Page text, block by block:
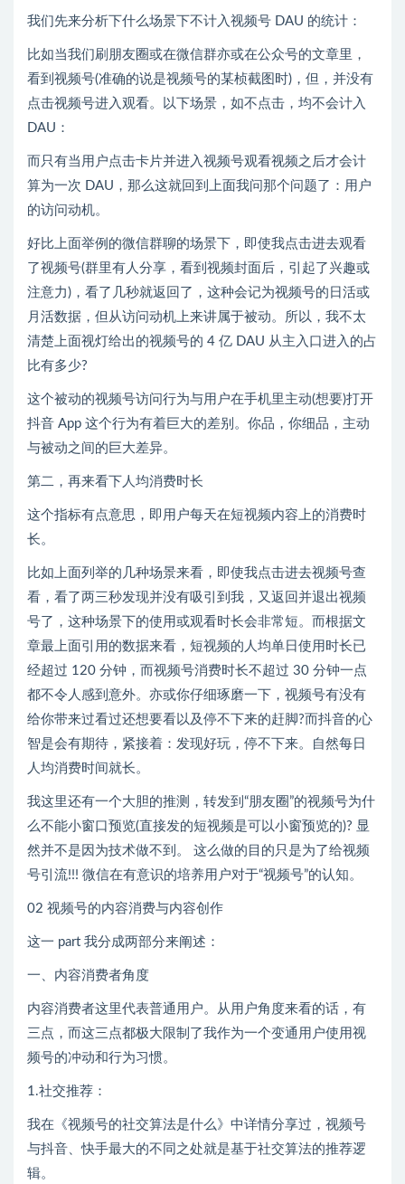
我们先来分析下什么场景下不计入视频号 DAU 的统计：
比如当我们刷朋友圈或在微信群亦或在公众号的文章里，
看到视频号(准确的说是视频号的某桢截图时)，但，并没有
点击视频号进入观看。以下场景，如不点击，均不会计入
DAU：
而只有当用户点击卡片并进入视频号观看视频之后才会计
算为一次 DAU，那么这就回到上面我问那个问题了：用户
的访问动机。
好比上面举例的微信群聊的场景下，即使我点击进去观看
了视频号(群里有人分享，看到视频封面后，引起了兴趣或
注意力)，看了几秒就返回了，这种会记为视频号的日活或
月活数据，但从访问动机上来讲属于被动。所以，我不太
清楚上面视灯给出的视频号的 4 亿 DAU 从主入口进入的占
比有多少?
这个被动的视频号访问行为与用户在手机里主动(想要)打开
抖音 App 这个行为有着巨大的差别。你品，你细品，主动
与被动之间的巨大差异。
第二，再来看下人均消费时长
这个指标有点意思，即用户每天在短视频内容上的消费时
长。
比如上面列举的几种场景来看，即使我点击进去视频号查
看，看了两三秒发现并没有吸引到我，又返回并退出视频
号了，这种场景下的使用或观看时长会非常短。而根据文
章最上面引用的数据来看，短视频的人均单日使用时长已
经超过 120 分钟，而视频号消费时长不超过 30 分钟一点
都不令人感到意外。亦或你仔细琢磨一下，视频号有没有
给你带来过看过还想要看以及停不下来的赶脚?而抖音的心
智是会有期待，紧接着：发现好玩，停不下来。自然每日
人均消费时间就长。
我这里还有一个大胆的推测，转发到“朋友圈”的视频号为什
么不能小窗口预览(直接发的短视频是可以小窗预览的)? 显
然并不是因为技术做不到。 这么做的目的只是为了给视频
号引流!!! 微信在有意识的培养用户对于“视频号”的认知。
02 视频号的内容消费与内容创作
这一 part 我分成两部分来阐述：
一、内容消费者角度
内容消费者这里代表普通用户。从用户角度来看的话，有
三点，而这三点都极大限制了我作为一个变通用户使用视
频号的冲动和行为习惯。
1.社交推荐：
我在《视频号的社交算法是什么》中详情分享过，视频号
与抖音、快手最大的不同之处就是基于社交算法的推荐逻
辑。